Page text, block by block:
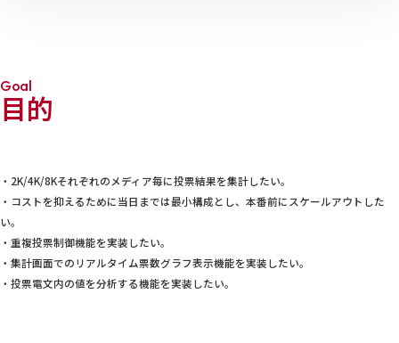
Goal
目的
・2K/4K/8Kそれぞれのメディア毎に投票結果を集計したい。
・コストを抑えるために当日までは最小構成とし、本番前にスケールアウトした
い。
・重複投票制御機能を実装したい。
・集計画面でのリアルタイム票数グラフ表示機能を実装したい。
・投票電文内の値を分析する機能を実装したい。